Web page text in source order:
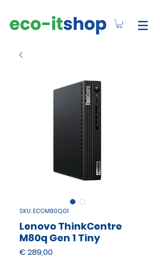
SKU: ECOM80QG1
Lenovo ThinkCentre
M80q Gen 1 Tiny
€ 289,00Preço